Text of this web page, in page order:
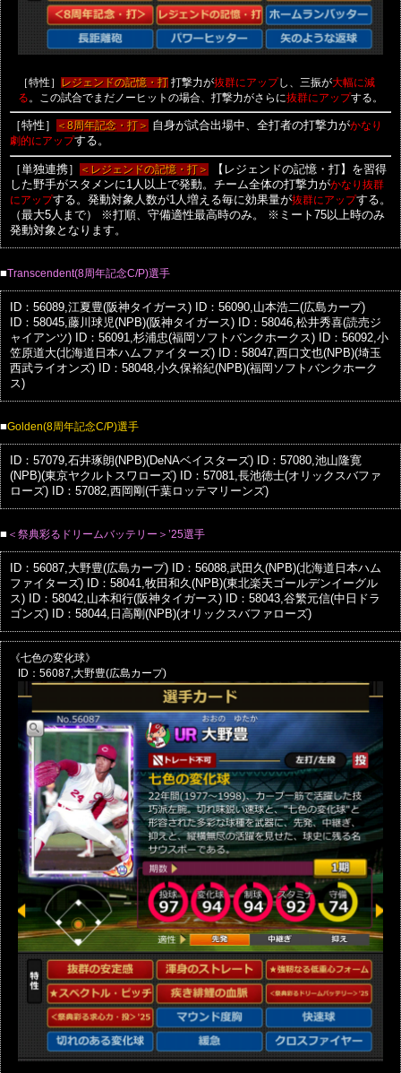
［特性］ レジェンドの記憶・打打撃力が抜群にアップし、三振が大幅に減
る。この試合でまだノーヒットの場合、打撃力がさらに抜群にアップする。
［特性］ ＜8周年記念・打＞ 自身が試合出場中、全打者の打撃力がかなり
劇的にアップする。
［単独連携］ ＜レジェンドの記憶・打＞
【レジェンドの記憶・打】を習得
した野手がスタメンに1人以上で発動。チーム全体の打撃力がかなり抜群
にアップする。発動対象人数が1人増える毎に効果量が抜群にアップする。
（最大5人まで）
※打順、守備適性最高時のみ。
※ミート75以上時のみ
発動対象となります。
■Transcendent(8周年記念C/P)選手
ID：56089,江夏豊(阪神タイガース) ID：56090,山本浩二(広島カープ)
ID：58045,藤川球児(NPB)(阪神タイガース) ID：58046,松井秀喜(読売ジ
ャイアンツ) ID：56091,杉浦忠(福岡ソフトバンクホークス) ID：56092,小
笠原道大(北海道日本ハムファイターズ) ID：58047,西口文也(NPB)(埼玉
西武ライオンズ) ID：58048,小久保裕紀(NPB)(福岡ソフトバンクホーク
ス)
■Golden(8周年記念C/P)選手
ID：57079,石井琢朗(NPB)(DeNAベイスターズ) ID：57080,池山隆寛
(NPB)(東京ヤクルトスワローズ) ID：57081,長池徳士(オリックスバファ
ローズ) ID：57082,西岡剛(千葉ロッテマリーンズ)
■ ＜祭典彩るドリームバッテリー＞’25選手
ID：56087,大野豊(広島カープ) ID：56088,武田久(NPB)(北海道日本ハム
ファイターズ) ID：58041,牧田和久(NPB)(東北楽天ゴールデンイーグル
ス) ID：58042,山本和行(阪神タイガース) ID：58043,谷繁元信(中日ドラ
ゴンズ) ID：58044,日高剛(NPB)(オリックスバファローズ)
《七色の変化球》
ID：56087,大野豊(広島カープ)